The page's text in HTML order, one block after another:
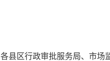
各县区行政审批服务局、市场